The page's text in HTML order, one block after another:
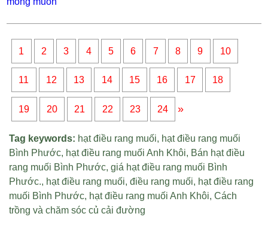
1 2 3 4 5 6 7 8 9 10
11 12 13 14 15 16 17 18
19 20 21 22 23 24 »
Tag keywords: hạt điều rang muối, hạt điều rang muối
Bình Phước, hạt điều rang muối Anh Khôi, Bán hạt điều
rang muối Bình Phước,giá hạt điều rang muối Bình
Phước., hạt điều rang muối,điều rang muối, hạt điều rang
muối Bình Phước, hạt điều rang muối Anh Khôi,Cách
trồng và chăm sóc củ cải đường